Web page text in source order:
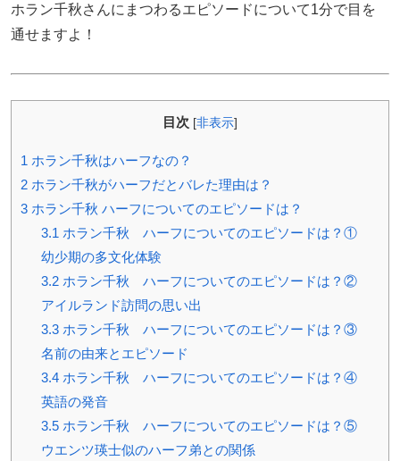
ホラン千秋さんにまつわるエピソードについて1分で目を
通せますよ！
目次 [非表示]
1 ホラン千秋はハーフなの？
2 ホラン千秋がハーフだとバレた理由は？
3 ホラン千秋 ハーフについてのエピソードは？
3.1 ホラン千秋 ハーフについてのエピソードは？①
幼少期の多文化体験
3.2ホラン千秋 ハーフについてのエピソードは？②
アイルランド訪問の思い出
3.3ホラン千秋 ハーフについてのエピソードは？③
名前の由来とエピソード
3.4ホラン千秋 ハーフについてのエピソードは？④
英語の発音
3.5ホラン千秋 ハーフについてのエピソードは？⑤
ウエンツ瑛士似のハーフ弟との関係